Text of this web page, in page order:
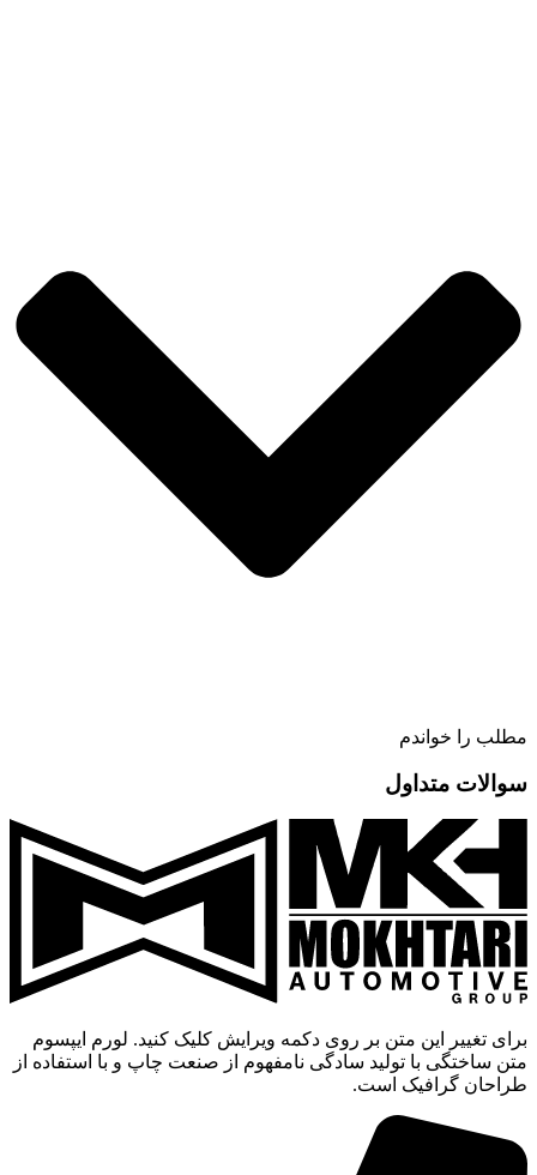
مطلب را خواندم
سوالات متداول
برای تغییر این متن بر روی دکمه ویرایش کلیک کنید. لورم ایپسوم
متن ساختگی با تولید سادگی نامفهوم از صنعت چاپ و با استفاده از
طراحان گرافیک است.